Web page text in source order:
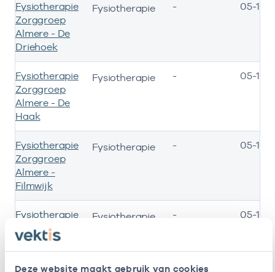
Deze website maakt gebruik van cookies
Fysiotherapie
Zorggroep
Almere - De
Driehoek
Fysiotherapie - 05-10-
Fysiotherapie
Zorggroep
Almere - De
Haak
Fysiotherapie - 05-10-
Fysiotherapie
Zorggroep
Almere -
Filmwijk
Fysiotherapie - 05-10-
Fysiotherapie
Zorggroep
Almere -
Parkwijk
Fysiotherapie - 05-10-